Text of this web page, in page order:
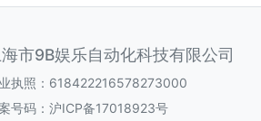
海市9B娱乐自动化科技有限公司
执照：618422216578273000
号码： 沪ICP备17018923号